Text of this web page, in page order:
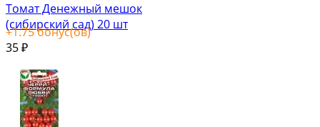
Томат Денежный мешок
(сибирский сад) 20 шт
+1.75бонус(ов)
35 ₽